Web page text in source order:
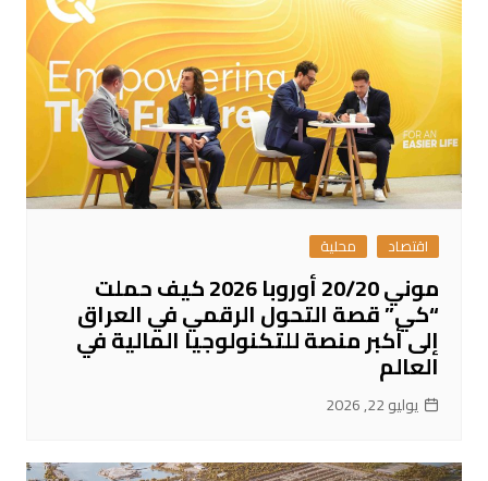
اقتصاد محلية
موني 20/20 أوروبا 2026 كيف حملت
“كي” قصة التحول الرقمي في العراق
إلى أكبر منصة للتكنولوجيا المالية في
العالم
يوليو 22, 2026